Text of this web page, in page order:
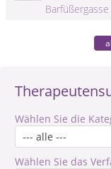
Wählen Sie die
Wählen Sie das